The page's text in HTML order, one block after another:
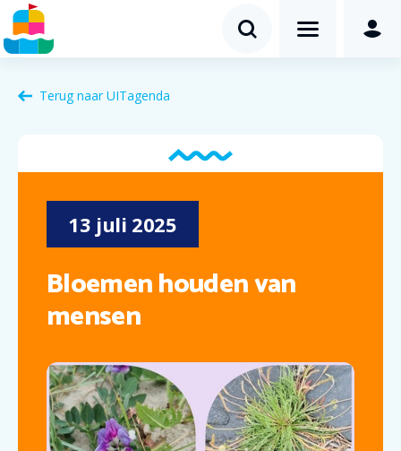
Terug naar UITagenda
13 juli 2025
Bloemen houden van
mensen